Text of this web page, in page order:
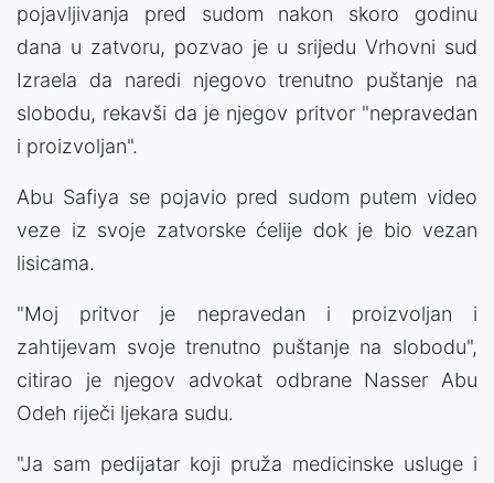
pojavljivanja pred sudom nakon skoro godinu
dana u zatvoru, pozvao je u srijedu Vrhovni sud
Izraela da naredi njegovo trenutno puštanje na
slobodu, rekavši da je njegov pritvor "nepravedan
i proizvoljan".
Abu Safiya se pojavio pred sudom putem video
veze iz svoje zatvorske ćelije dok je bio vezan
lisicama.
"Moj pritvor je nepravedan i proizvoljan i
zahtijevam svoje trenutno puštanje na slobodu",
citirao je njegov advokat odbrane Nasser Abu
Odeh riječi ljekara sudu.
"Ja sam pedijatar koji pruža medicinske usluge i